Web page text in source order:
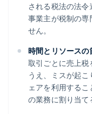
される税法の法令
事業主が税制の専
せん。
時間とリソースの
取引ごとに売上税
うえ、ミスが起
ェアを利用する
の業務に割り当て